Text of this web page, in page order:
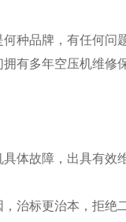
种品牌，有任何问
有多年空压机维修
体故障，出具有效
治标更治本，拒绝